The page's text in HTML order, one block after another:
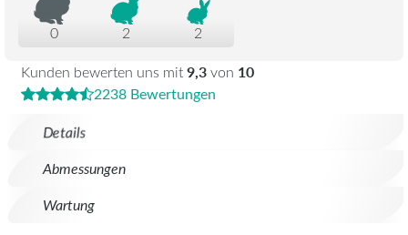
Details
Abmessungen
Wartung
0 2 2
Kunden bewerten uns mit9,3von 10
2238 Bewertungen